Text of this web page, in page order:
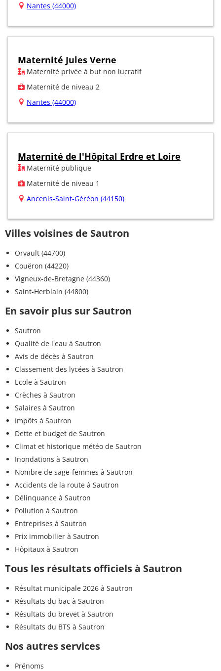
Nantes (44000)
Maternité Jules Verne
Maternité privée à but non lucratif
Maternité de niveau 2
Nantes (44000)
Maternité de l'Hôpital Erdre et Loire
Maternité publique
Maternité de niveau 1
Ancenis-Saint-Géréon (44150)
Villes voisines de Sautron
Orvault (44700)
Couëron (44220)
Vigneux-de-Bretagne (44360)
Saint-Herblain (44800)
En savoir plus sur Sautron
Sautron
Qualité de l'eau à Sautron
Avis de décès à Sautron
Classement des lycées à Sautron
Ecole à Sautron
Crèches à Sautron
Salaires à Sautron
Impôts à Sautron
Dette et budget de Sautron
Climat et historique météo de Sautron
Inondations à Sautron
Nombre de sage-femmes à Sautron
Accidents de la route à Sautron
Délinquance à Sautron
Pollution à Sautron
Entreprises à Sautron
Prix immobilier à Sautron
Hôpitaux à Sautron
Tous les résultats officiels à Sautron
Résultat municipale 2026 à Sautron
Résultats du bac à Sautron
Résultats du brevet à Sautron
Résultats du BTS à Sautron
Nos autres services
Prénoms